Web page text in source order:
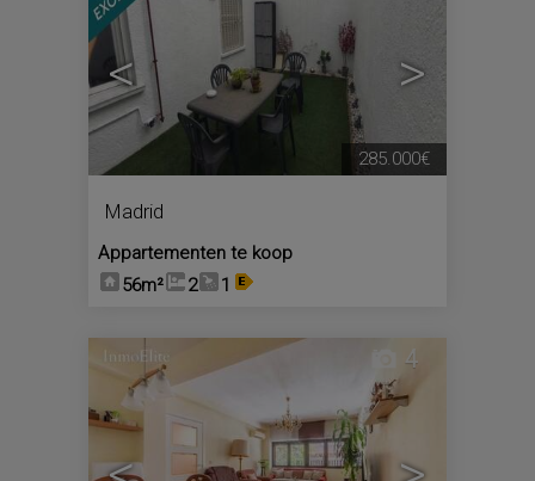
< >
Madrid
Appartementen te koop
56m²
2 1
285.000€
4